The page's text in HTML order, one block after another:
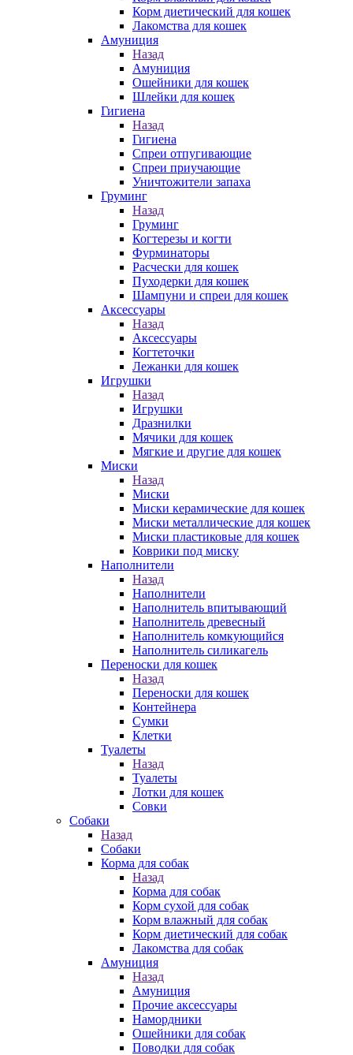
Корм диетический для кошек
Лакомства для кошек
Амуниция
Назад
Амуниция
Ошейники для кошек
Шлейки для кошек
Гигиена
Назад
Гигиена
Спреи отпугивающие
Спреи приучающие
Уничтожители запаха
Груминг
Назад
Груминг
Когтерезы и когти
Фурминаторы
Расчески для кошек
Пуходерки для кошек
Шампуни и спреи для кошек
Аксессуары
Назад
Аксессуары
Когтеточки
Лежанки для кошек
Игрушки
Назад
Игрушки
Дразнилки
Мячики для кошек
Мягкие и другие для кошек
Миски
Назад
Миски
Миски керамические для кошек
Миски металлические для кошек
Миски пластиковые для кошек
Коврики под миску
Наполнители
Назад
Наполнители
Наполнитель впитывающий
Наполнитель древесный
Наполнитель комкующийся
Наполнитель силикагель
Переноски для кошек
Назад
Переноски для кошек
Контейнера
Сумки
Клетки
Туалеты
Назад
Туалеты
Лотки для кошек
Совки
Собаки
Назад
Собаки
Корма для собак
Назад
Корма для собак
Корм сухой для собак
Корм влажный для собак
Корм диетический для собак
Лакомства для собак
Амуниция
Назад
Амуниция
Прочие аксессуары
Намордники
Ошейники для собак
Поводки для собак